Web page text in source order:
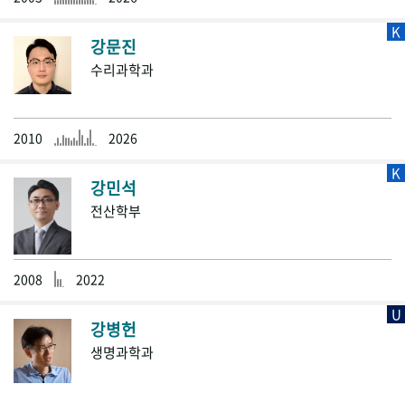
강문진
수리과학과
2010 2026
K
강민석
전산학부
2008 2022
K
강병헌
생명과학과
U